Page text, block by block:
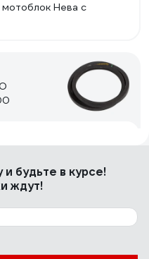
Нева с
и будьте в курсе!
ждут!